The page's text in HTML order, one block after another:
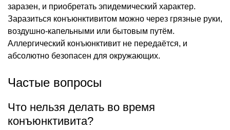
заразен, и приобретать эпидемический характер.
Заразиться конъюнктивитом можно через грязные руки,
воздушно-капельными или бытовым путём.
Аллергический конъюнктивит не передаётся, и
абсолютно безопасен для окружающих.
Частые вопросы
Что нельзя делать во время
конъюнктивита?